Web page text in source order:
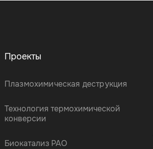
Проекты
Плазмохимическая деструкция
Технология термохимической
конверсии
Биокатализ РАО